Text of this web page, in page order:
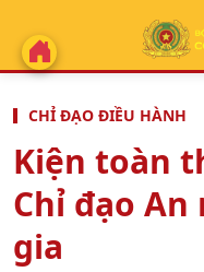
CHỈ ĐẠO ĐIỀU HÀNH
Kiện toàn
Chỉ đạo
gia